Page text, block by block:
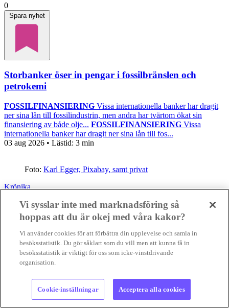
0
Spara nyhet
Storbanker öser in pengar i fossilbränslen och
petrokemi
FOSSILFINANSIERING Vissa internationella banker har dragit
ner sina lån till fossilindustrin, men andra har tvärtom ökat sin
finansiering av både olje... FOSSILFINANSIERING Vissa
internationella banker har dragit ner sina lån till fos...
03 aug 2026 • Lästid: 3 min
Foto: Karl Egger, Pixabay, samt privat
Krönika
Vi sysslar inte med marknadsföring så
hoppas att du är okej med våra kakor?
Vi använder cookies för att förbättra din upplevelse och samla in
besöksstatistik. Du gör såklart som du vill men att kunna få in
besöksstatistik är viktigt för oss som icke-vinstdrivande
organisation.
Cookie-inställningar Acceptera alla cookies